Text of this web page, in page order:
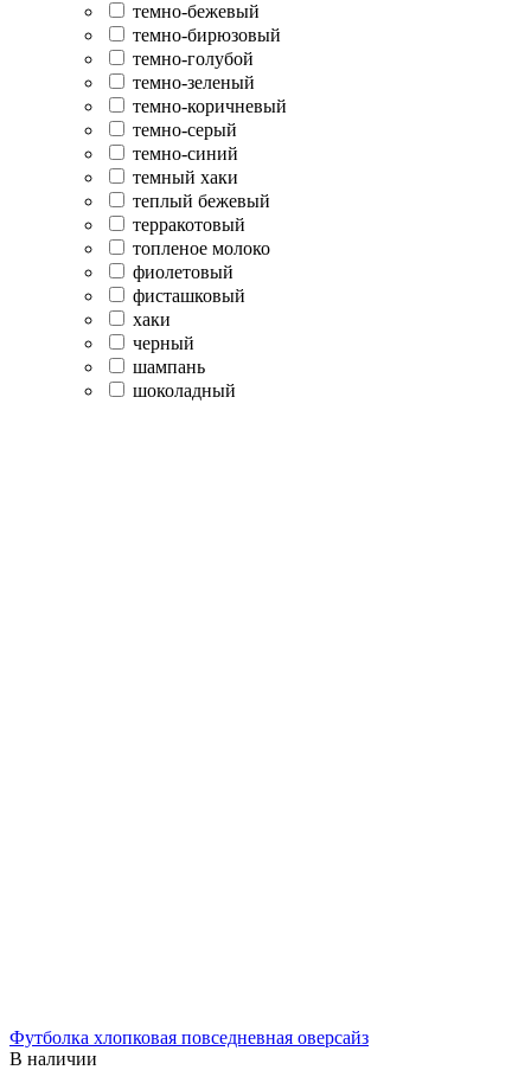
темно-бежевый
темно-бирюзовый
темно-голубой
темно-зеленый
темно-коричневый
темно-серый
темно-синий
темный хаки
теплый бежевый
терракотовый
топленое молоко
фиолетовый
фисташковый
хаки
черный
шампань
шоколадный
Футболка хлопковая повседневная оверсайз
В наличии